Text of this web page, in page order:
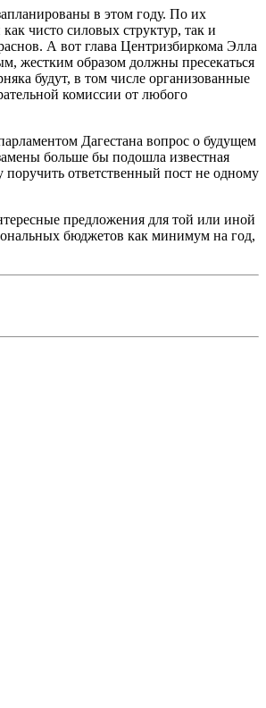
в этом году. По их
чисто силовых структур, так и
А вот глава Центризбиркома Элла
жестким образом должны пресекаться
будут, в том числе организованные
комиссии от любого
Дагестана вопрос о будущем
больше бы подошла известная
ответственный пост не одному
предложения для той или иной
бюджетов как минимум на год,